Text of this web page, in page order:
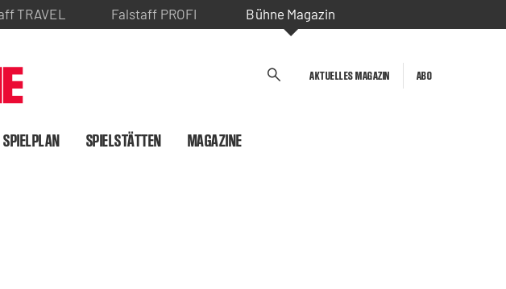
TRAVEL Falstaff PROFI Bühne Magazin
AKTUELLES MAGAZIN ABO
SPIELPLAN SPIELSTÄTTEN MAGAZINE